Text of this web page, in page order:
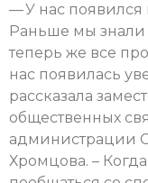
— У нас появился
Раньше мы знали
теперь же все
нас появилась
рассказала
общественных
администрации
Хромцова. –